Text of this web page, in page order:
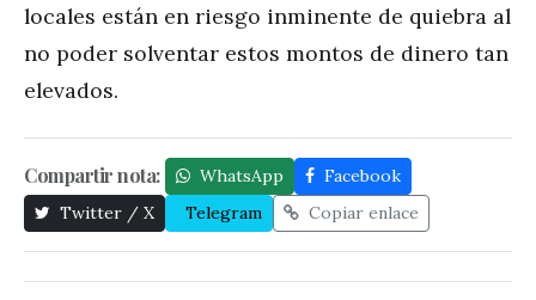
locales están en riesgo inminente de quiebra al
no poder solventar estos montos de dinero tan
elevados.
Compartir nota: WhatsApp
Facebook
Twitter / X
Telegram Copiar enlace